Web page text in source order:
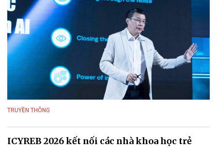
TRUYỀN THÔNG
ICYREB 2026 kết nối các nhà khoa học trẻ